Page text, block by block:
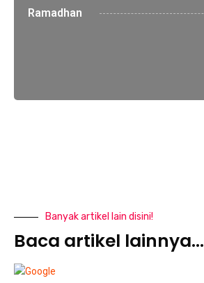
Ramadhan
Banyak artikel lain disini!
Baca artikel lainnya...